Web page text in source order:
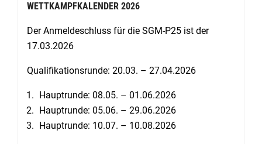
WETTKAMPFKALENDER 2026
Der Anmeldeschluss für die SGM-P25 ist der
17.03.2026
Qualifikationsrunde: 20.03. – 27.04.2026
Hauptrunde: 08.05. – 01.06.2026
Hauptrunde: 05.06. – 29.06.2026
Hauptrunde: 10.07. – 10.08.2026